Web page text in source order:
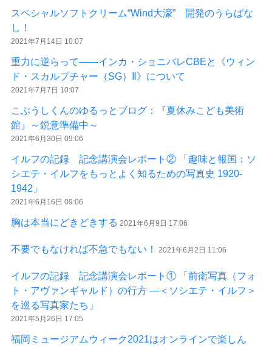
スペシャルソフトクリーム“Wind大濠” 開発のうらばな
し！
2021年7月14日 10:07
重力に逆らって――インカ・ショニバレCBEと《ウィン
ド・スカルプチャー（SG）Ⅱ》について
2021年7月7日 10:07
こぶうしくんのゆるっとブログ：『夏休みこども美術
館』～鋭意準備中～
2021年6月30日 09:06
イルフの記録 記念講演会レポート② 「趣味と報国：ソ
シエテ・イルフをもっとよく知るための写真史 1920-
1942」
2021年6月16日 09:06
胸は本当にどきどきする 2021年6月9日 17:06
不要でもなければ不急でもない！ 2021年6月2日 11:06
イルフの記録 記念講演会レポート① 「前衛写真（フォ
ト・アヴァンギャルド）の行方 ―＜ソシエテ・イルフ＞
を巡る写真家たち」
2021年5月26日 17:05
福岡ミュージアムウィーク2021はオンラインで楽しん